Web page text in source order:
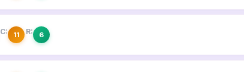
C: 11 R: 6